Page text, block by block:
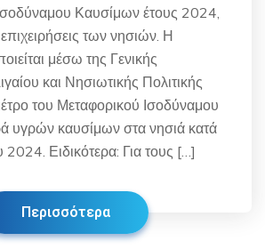
Καυσίμων έτους 2024,
των νησιών. Η
μέσω της Γενικής
και Νησιωτικής Πολιτικής
του Μεταφορικού Ισοδύναμου
υγρών καυσίμων στα νησιά κατά
2024. Ειδικότερα: Για τους […]
Περισσότερα